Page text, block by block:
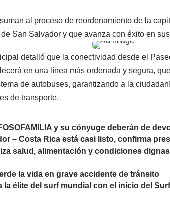
al proceso de reordenamiento de la
San Salvador y que avanza con éxito en
detalló que la conectividad desde el
en una línea más ordenada y segura,
de autobuses, garantizando a la
de transporte.
y su cónyuge deberán de
– Costa Rica está casi listo, confirma
salud, alimentación y condiciones
la vida en grave accidente de tránsito
la élite del surf mundial con el inicio del